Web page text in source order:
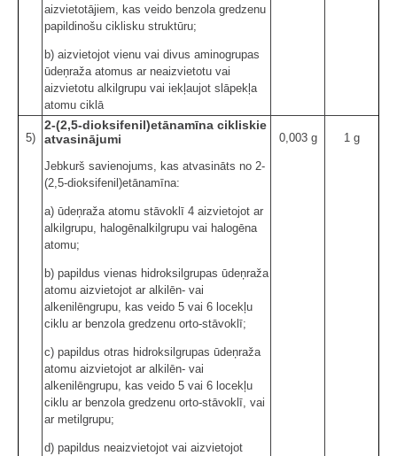
aizvietotājiem, kas veido benzola gredzenu
papildinošu ciklisku struktūru;
b) aizvietojot vienu vai divus aminogrupas
ūdeņraža atomus ar neaizvietotu vai
aizvietotu alkilgrupu vai iekļaujot slāpekļa
atomu ciklā
5)
2-(2,5-dioksifenil)etānamīna cikliskie
atvasinājumi
Jebkurš savienojums, kas atvasināts no 2-
(2,5-dioksifenil)etānamīna:
a) ūdeņraža atomu stāvoklī 4 aizvietojot ar
alkilgrupu, halogēnalkilgrupu vai halogēna
atomu;
b) papildus vienas hidroksilgrupas ūdeņraža
atomu aizvietojot ar alkilēn- vai
alkenilēngrupu, kas veido 5 vai 6 locekļu
ciklu ar benzola gredzenu orto-stāvoklī;
c) papildus otras hidroksilgrupas ūdeņraža
atomu aizvietojot ar alkilēn- vai
alkenilēngrupu, kas veido 5 vai 6 locekļu
ciklu ar benzola gredzenu orto-stāvoklī, vai
ar metilgrupu;
d) papildus neaizvietojot vai aizvietojot
0,003 g 1 g